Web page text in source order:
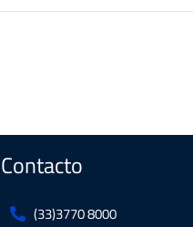
Contacto
(33)3770 8000